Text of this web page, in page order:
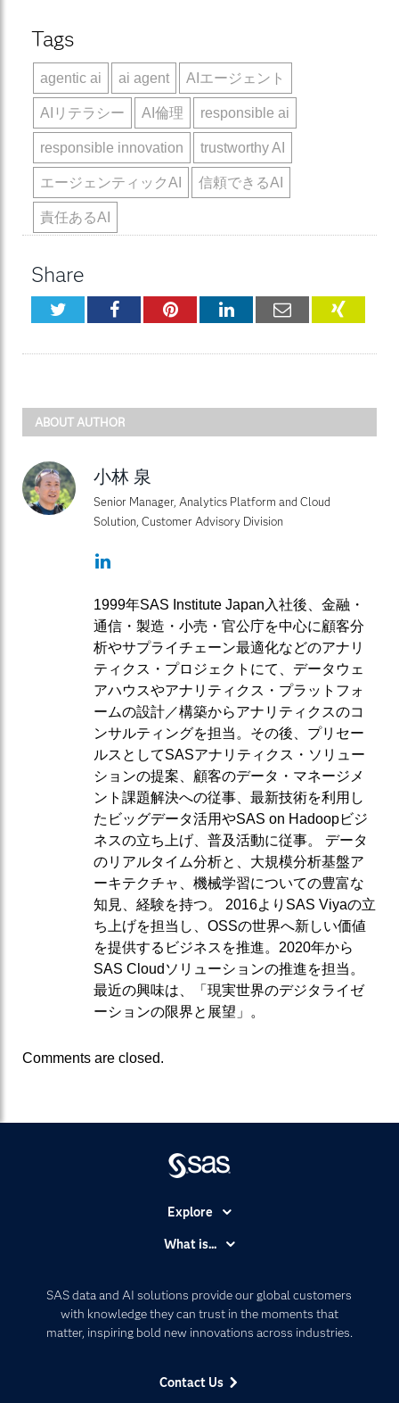
Tags
agentic ai ai agent AIエージェント
AIリテラシー AI倫理 responsible ai
responsible innovation trustworthy AI
エージェンティックAI 信頼できるAI
責任あるAI
Share
TwitterFacebookPinterestLinkedInEmail
ABOUT AUTHOR
小林 泉
Senior Manager, Analytics Platform and Cloud
Solution, Customer Advisory Division
LinkedIn
1999年SAS Institute Japan入社後、金融・
通信・製造・小売・官公庁を中心に顧客分
析やサプライチェーン最適化などのアナリ
ティクス・プロジェクトにて、データウェ
アハウスやアナリティクス・プラットフォ
ームの設計／構築からアナリティクスのコ
ンサルティングを担当。その後、プリセー
ルスとしてSASアナリティクス・ソリュー
ションの提案、顧客のデータ・マネージメ
ント課題解決への従事、最新技術を利用し
たビッグデータ活用やSAS on Hadoopビジ
ネスの立ち上げ、普及活動に従事。 データ
のリアルタイム分析と、大規模分析基盤ア
ーキテクチャ、機械学習についての豊富な
知見、経験を持つ。 2016よりSAS Viyaの立
ち上げを担当し、OSSの世界へ新しい価値
を提供するビジネスを推進。2020年から
SAS Cloudソリューションの推進を担当。
最近の興味は、「現実世界のデジタライゼ
ーションの限界と展望」。
Comments are closed.
SAS data and AI solutions provide our global customers
with knowledge they can trust in the moments that
matter, inspiring bold new innovations across industries.
Contact Us
Explore
Communities
Company
Developers
What is...
Artificial Intelligence
Data Management